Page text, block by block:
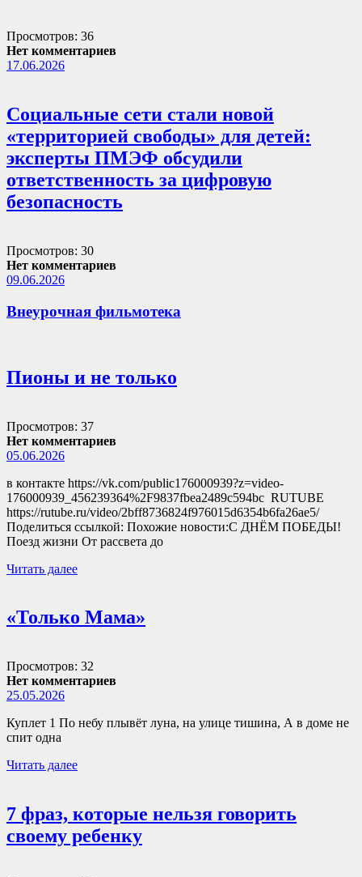
Просмотров: 36
Нет комментариев
17.06.2026
Социальные сети стали новой
«территорией свободы» для детей:
эксперты ПМЭФ обсудили
ответственность за цифровую
безопасность
Просмотров: 30
Нет комментариев
09.06.2026
Внеурочная фильмотека
Пионы и не только
Просмотров: 37
Нет комментариев
05.06.2026
в контакте https://vk.com/public176000939?z=video-
176000939_456239364%2F9837fbea2489c594bc RUTUBE
https://rutube.ru/video/2bff8736824f976015d6354b6fa26ae5/
Поделиться ссылкой: Похожие новости:С ДНЁМ ПОБЕДЫ!
Поезд жизни От рассвета до
Читать далее
«Только Мама»
Просмотров: 32
Нет комментариев
25.05.2026
Куплет 1 По небу плывёт луна, на улице тишина, А в доме не
спит одна
Читать далее
7 фраз, которые нельзя говорить
своему ребенку